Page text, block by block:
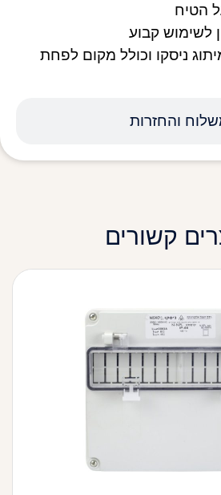
והחזרות
הטיח
לשימוש קבוע
ניסקו וכולל מקום לפחת
קשורים